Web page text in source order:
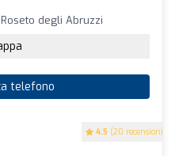
4.5 (20 recensioni)
degli Abruzzi
telefono